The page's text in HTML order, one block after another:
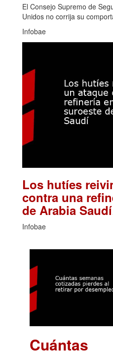
El Consejo Supremo de
Unidos no corrija su
Infobae
Los hutíes
contra una
de Arabia Saudí
Infobae
Cuántas